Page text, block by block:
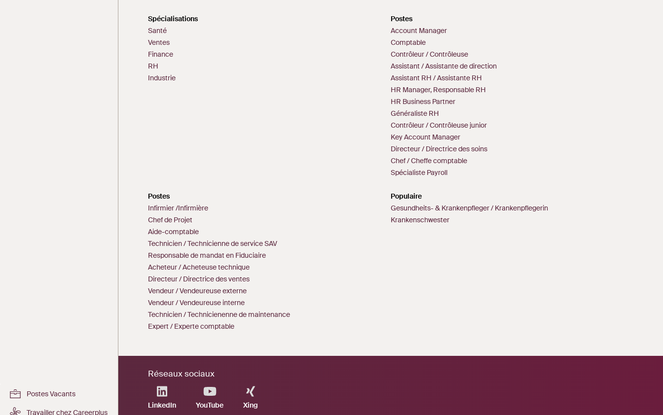
Postes Vacants
Travailler chez Careerplus
Spécialisations
Santé
Ventes
Finance
RH
Industrie
Postes
Account Manager
Comptable
Contrôleur / Contrôleuse
Assistant / Assistante de direction
Assistant RH / Assistante RH
HR Manager, Responsable RH
HR Business Partner
Généraliste RH
Contrôleur / Contrôleuse junior
Key Account Manager
Directeur / Directrice des soins
Chef / Cheffe comptable
Spécialiste Payroll
Postes
Infirmier /Infirmière
Chef de Projet
Aide-comptable
Technicien / Technicienne de service SAV
Responsable de mandat en Fiduciaire
Acheteur / Acheteuse technique
Directeur / Directrice des ventes
Vendeur / Vendeureuse externe
Vendeur / Vendeureuse interne
Technicien / Technicienenne de maintenance
Expert / Experte comptable
Populaire
Gesundheits- & Krankenpfleger / Krankenpflegerin
Krankenschwester
Réseaux sociaux
LinkedIn YouTube Xing